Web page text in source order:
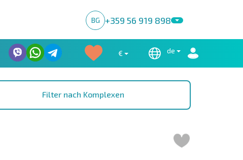
BG +359 56 919 898
€ de
Filter nach Komplexen